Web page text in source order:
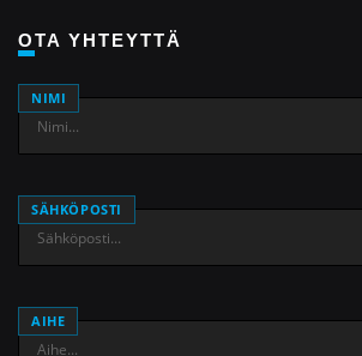
OTA YHTEYTTÄ
NIMI
SÄHKÖPOSTI
AIHE